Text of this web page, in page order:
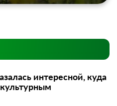
интересной, куда